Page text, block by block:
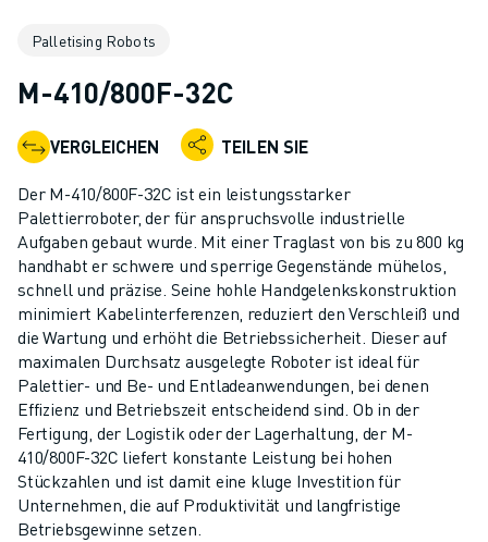
ROBOTERPALETTE
ROBOTER-ZUBEHÖR
ROBOTER-SOFTWARE
SIMULATIONSSOFTWARE
ROBOTIK-PRODUKTE FÜR DEN BILDUNGSBEREICH
ROBOTER-AUTOMATISIERUNG
KOMPAKTE CNC-BEARBEITUNGSZENTREN
ROBODRILL-FILTER
ROBODRILL KOMPAKTE CNC-BEARBEITUNGSZENTREN
ROBODRILL HARDWARE
ROBODRILL SOFTWARE
ROBODRILL VORBEUGENDE WARTUNG
ROBODRILL NACHHALTIGKEIT
ROBODRILL ROBOTER-PAKET
ROBODRILL BILDUNGSPAKET
ELEKTRISCHE SPRITZGUSSMASCHINEN
ROBOSHOT-FILTER
Palletising Robots
M-410/800F-32C
VERGLEICHEN TEILEN SIE
Der M-410/800F-32C ist ein leistungsstarker
Palettierroboter, der für anspruchsvolle industrielle
Aufgaben gebaut wurde. Mit einer Traglast von bis zu 800 kg
handhabt er schwere und sperrige Gegenstände mühelos,
schnell und präzise. Seine hohle Handgelenkskonstruktion
minimiert Kabelinterferenzen, reduziert den Verschleiß und
die Wartung und erhöht die Betriebssicherheit. Dieser auf
maximalen Durchsatz ausgelegte Roboter ist ideal für
Palettier- und Be- und Entladeanwendungen, bei denen
Effizienz und Betriebszeit entscheidend sind. Ob in der
Fertigung, der Logistik oder der Lagerhaltung, der M-
410/800F-32C liefert konstante Leistung bei hohen
Stückzahlen und ist damit eine kluge Investition für
Unternehmen, die auf Produktivität und langfristige
Betriebsgewinne setzen.